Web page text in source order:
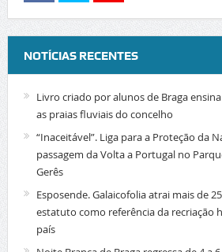
NOTÍCIAS RECENTES
Livro criado por alunos de Braga
as praias fluviais do concelho
“Inaceitável”. Liga para a Proteção da
passagem da Volta a Portugal no
Gerês
Esposende. Galaicofolia atrai mais de
estatuto como referência da recriação
país